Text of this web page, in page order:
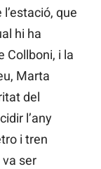
que
hi ha
Collboni, i la
Marta
del
l’any
i tren
ser